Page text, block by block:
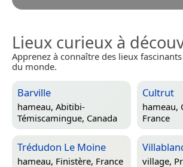
Lieux curieux à
Apprenez à connaître des lieux
du monde.
Barville
hameau, Abitibi-
Témiscamingue, Canada
Cultrut
hameau,
France
Trédudon Le Moine
hameau, Finistère, France village,